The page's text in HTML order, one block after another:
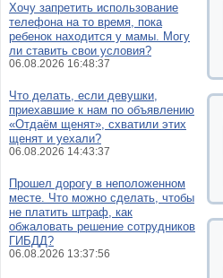
Хочу запретить использование
телефона на то время, пока
ребенок находится у мамы. Могу
ли ставить свои условия?
06.08.2026 16:48:37
Что делать, если девушки,
приехавшие к нам по объявлению
«Отдаём щенят», схватили этих
щенят и уехали?
06.08.2026 14:43:37
Прошел дорогу в неположенном
месте. Что можно сделать, чтобы
не платить штраф, как
обжаловать решение сотрудников
ГИБДД?
06.08.2026 13:37:56